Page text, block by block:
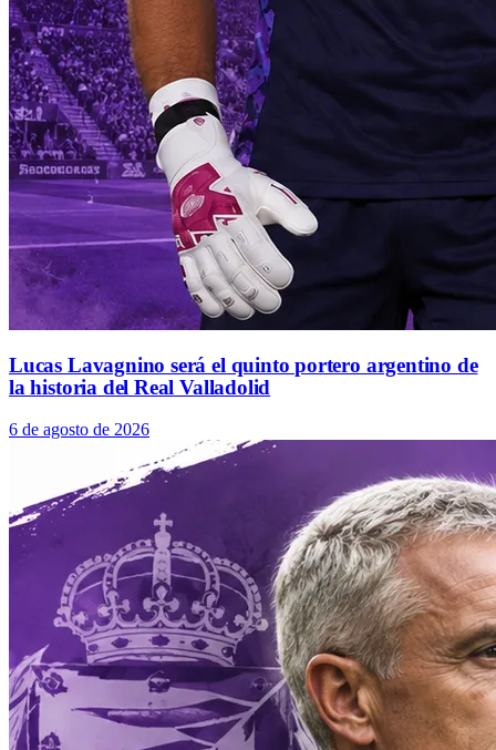
Lucas Lavagnino será el quinto portero argentino de
la historia del Real Valladolid
6 de agosto de 2026